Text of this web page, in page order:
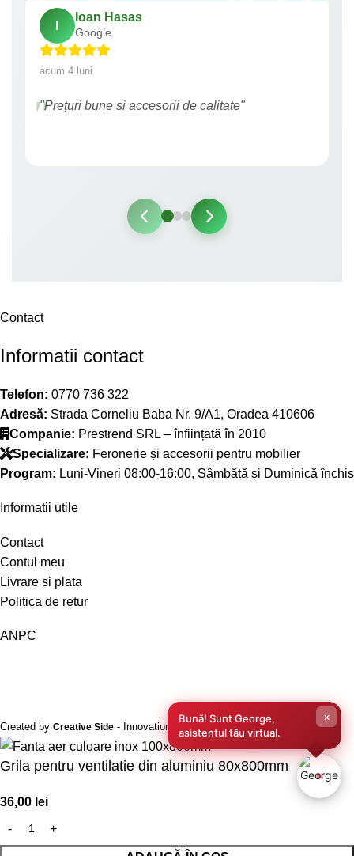
I
Ioan Hasas
Google
acum 4 luni
"Prețuri bune si accesorii de calitate"
Contact
Informatii contact
Telefon: 0770 736 322
Adresă: Strada Corneliu Baba Nr. 9/A1, Oradea 410606
Companie: Prestrend SRL – înființată în 2010
Specializare: Feronerie și accesorii pentru mobilier
Program: Luni-Vineri 08:00-16:00, Sâmbătă și Duminică închis
Informatii utile
Contact
Contul meu
Livrare si plata
Politica de retur
ANPC
Created by Creative Side - Innovation Performance
Grila pentru ventilatie din aluminiu 80x800mm
36,00 lei
Bună! Sunt George,
asistentul tău virtual.
×